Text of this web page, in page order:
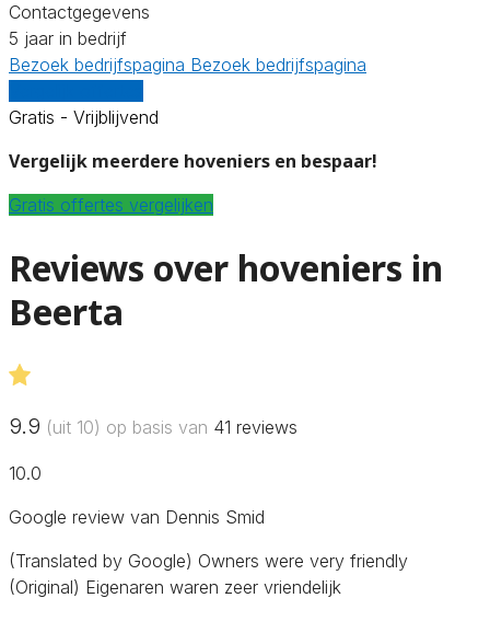
Contactgegevens
5 jaar in bedrijf
Bezoek bedrijfspagina Bezoek bedrijfspagina
Gratis - Vrijblijvend
Vergelijk meerdere hoveniers en bespaar!
Gratis offertes vergelijken
Reviews over hoveniers in
Beerta
9.9 (uit 10) op basis van 41 reviews
10.0
Google review van Dennis Smid
(Translated by Google) Owners were very friendly
(Original) Eigenaren waren zeer vriendelijk